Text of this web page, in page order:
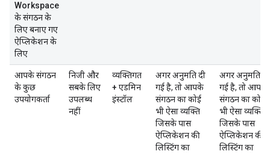
Workspace
के संगठन के
लिए बनाए गए
ऐप्लिकेशन के
लिए
आपके संगठन
के कुछ
उपयोगकर्ता
निजीऔर
सबके लिए
उपलब्ध
नहीं
व्यक्तिगत
+ एडमिन
इंस्टॉल
अगर अनुमति दी
गई है, तो आपके
संगठन का कोई
भी ऐसा व्यक्ति
जिसके पास
ऐप्लिकेशन की
लिस्टिंग का
अगर अनुमति दी
गई है, तो आपके
संगठन का कोई
भी ऐसा व्यक्ति
जिसके पास
ऐप्लिकेशन की
लिस्टिंग का